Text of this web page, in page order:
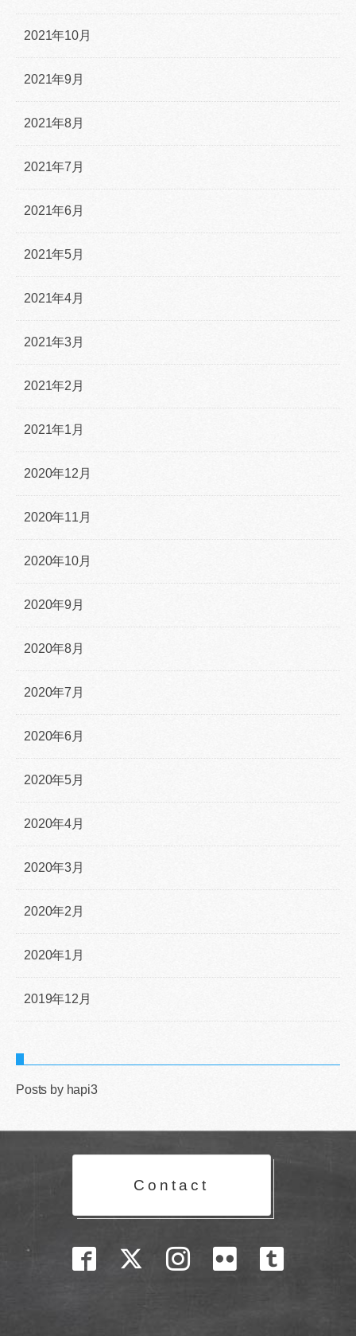
2021年10月
2021年9月
2021年8月
2021年7月
2021年6月
2021年5月
2021年4月
2021年3月
2021年2月
2021年1月
2020年12月
2020年11月
2020年10月
2020年9月
2020年8月
2020年7月
2020年6月
2020年5月
2020年4月
2020年3月
2020年2月
2020年1月
2019年12月
Posts by hapi3
Contact